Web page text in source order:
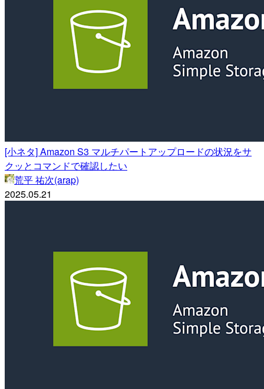
[小ネタ] Amazon S3 マルチパートアップロードの状況をサ
クッとコマンドで確認したい
荒平 祐次(arap)
2025.05.21